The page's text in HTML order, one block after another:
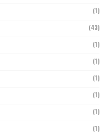
(1)
(43)
(1)
(1)
(1)
(1)
(1)
(1)